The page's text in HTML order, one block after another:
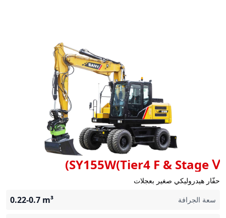
SY155W(Tier4 F & Stage Ⅴ)
حفّار هيدروليكي صغير بعجلات
سعة الجرافة
0.22-0.7 m³